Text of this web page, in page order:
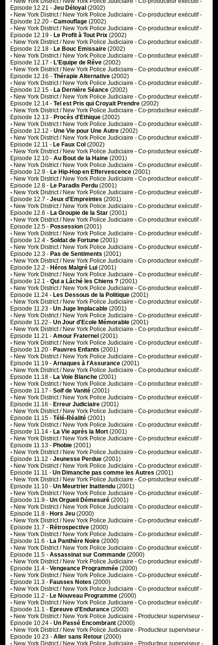
Episode 12.21 -Jeu Déloyal (2002)
• New York District / New York Police Judiciaire - Co-producteur exécutif -
Episode 12.20 -Camouflage (2002)
• New York District / New York Police Judiciaire - Co-producteur exécutif -
Episode 12.19 - Le Profit à Tout Prix (2002)
• New York District / New York Police Judiciaire - Co-producteur exécutif -
Episode 12.18 - Le Bouc Emissaire (2002)
• New York District / New York Police Judiciaire - Co-producteur exécutif -
Episode 12.17 - L'Equipe de Rêve (2002)
• New York District / New York Police Judiciaire - Co-producteur exécutif -
Episode 12.16 -Thérapie Alternative (2002)
• New York District / New York Police Judiciaire - Co-producteur exécutif -
Episode 12.15 - La Dernière Séance (2002)
• New York District / New York Police Judiciaire - Co-producteur exécutif -
Episode 12.14 -Tel est Pris qui Croyait Prendre (2002)
• New York District / New York Police Judiciaire - Co-producteur exécutif -
Episode 12.13 - Procès d'Ethique (2002)
• New York District / New York Police Judiciaire - Co-producteur exécutif -
Episode 12.12 -Une Vie pour Une Autre (2002)
• New York District / New York Police Judiciaire - Co-producteur exécutif -
Episode 12.11 - Le Faux Col (2002)
• New York District / New York Police Judiciaire - Co-producteur exécutif -
Episode 12.10 -Au Bout de la Haine (2001)
• New York District / New York Police Judiciaire - Co-producteur exécutif -
Episode 12.9 - Le Hip-Hop en Effervescence (2001)
• New York District / New York Police Judiciaire - Co-producteur exécutif -
Episode 12.8 - Le Paradis Perdu (2001)
• New York District / New York Police Judiciaire - Co-producteur exécutif -
Episode 12.7 -Jeux d'Empreintes (2001)
• New York District / New York Police Judiciaire - Co-producteur exécutif -
Episode 12.6 - La Groupie de la Star (2001)
• New York District / New York Police Judiciaire - Co-producteur exécutif -
Episode 12.5 - Possession (2001)
• New York District / New York Police Judiciaire - Co-producteur exécutif -
Episode 12.4 -Soldat de Fortune (2001)
• New York District / New York Police Judiciaire - Co-producteur exécutif -
Episode 12.3 - Pas de Sentiments (2001)
• New York District / New York Police Judiciaire - Co-producteur exécutif -
Episode 12.2 - Héros Malgré Lui (2001)
• New York District / New York Police Judiciaire - Co-producteur exécutif -
Episode 12.1 -Qui a Lâché les Chiens ? (2001)
• New York District / New York Police Judiciaire - Co-producteur exécutif -
Episode 11.24 - Les Dessous de la Politique (2001)
• New York District / New York Police Judiciaire - Co-producteur exécutif -
Episode 11.23 -Un Juge Implacable (2001)
• New York District / New York Police Judiciaire - Co-producteur exécutif -
Episode 11.22 -Un Jour d'Ecole Mémorable (2001)
• New York District / New York Police Judiciaire - Co-producteur exécutif -
Episode 11.21 -Amour Fraternel (2001)
• New York District / New York Police Judiciaire - Co-producteur exécutif -
Episode 11.20 - Pauvres Enfants (2001)
• New York District / New York Police Judiciaire - Co-producteur exécutif -
Episode 11.19 -Arnaques à l'Assurance (2001)
• New York District / New York Police Judiciaire - Co-producteur exécutif -
Episode 11.18 - La Voie Blanche (2001)
• New York District / New York Police Judiciaire - Co-producteur exécutif -
Episode 11.17 -Soif de Vanité (2001)
• New York District / New York Police Judiciaire - Co-producteur exécutif -
Episode 11.16 - Erreur Judiciaire (2001)
• New York District / New York Police Judiciaire - Co-producteur exécutif -
Episode 11.15 -Télé-Réalité (2001)
• New York District / New York Police Judiciaire - Co-producteur exécutif -
Episode 11.14 - La Vie après la Mort (2001)
• New York District / New York Police Judiciaire - Co-producteur exécutif -
Episode 11.13 - Phobie (2001)
• New York District / New York Police Judiciaire - Co-producteur exécutif -
Episode 11.12 -Jeunesse Perdue (2001)
• New York District / New York Police Judiciaire - Co-producteur exécutif -
Episode 11.11 -Un Dimanche pas comme les Autres (2001)
• New York District / New York Police Judiciaire - Co-producteur exécutif -
Episode 11.10 -Un Meurtrier Inattendu (2001)
• New York District / New York Police Judiciaire - Co-producteur exécutif -
Episode 11.9 -Un Orgueil Démesuré (2001)
• New York District / New York Police Judiciaire - Co-producteur exécutif -
Episode 11.8 - Hors Jeu (2000)
• New York District / New York Police Judiciaire - Co-producteur exécutif -
Episode 11.7 - Rétrospective (2000)
• New York District / New York Police Judiciaire - Co-producteur exécutif -
Episode 11.6 - La Panthère Noire (2000)
• New York District / New York Police Judiciaire - Co-producteur exécutif -
Episode 11.5 -Assassinat sur Commande (2000)
• New York District / New York Police Judiciaire - Co-producteur exécutif -
Episode 11.4 -Vengeance Programmée (2000)
• New York District / New York Police Judiciaire - Co-producteur exécutif -
Episode 11.3 - Fausses Notes (2000)
• New York District / New York Police Judiciaire - Co-producteur exécutif -
Episode 11.2 - Le Nouveau Programme (2000)
• New York District / New York Police Judiciaire - Co-producteur exécutif -
Episode 11.1 - Epreuve d'Endurance (2000)
• New York District / New York Police Judiciaire - Producteur superviseur -
Episode 10.24 -Un Passé Encombrant (2000)
• New York District / New York Police Judiciaire - Producteur superviseur -
Episode 10.23 -Aller sans Retour (2000)
• New York District / New York Police Judiciaire - Producteur superviseur -